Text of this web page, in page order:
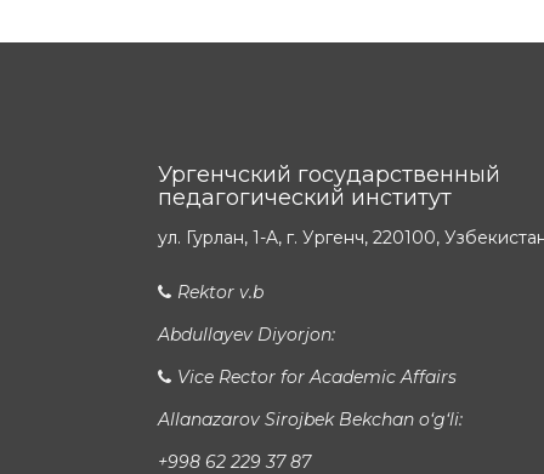
Ургенчский государственный
педагогический институт
ул. Гурлан, 1-A, г. Ургенч, 220100,
Rektor v.b
Abdullayev Diyorjon:
Vice Rector for Academic Affairs
Allanazarov Sirojbek Bekchan o‘g‘li:
+998 62 229 37 87